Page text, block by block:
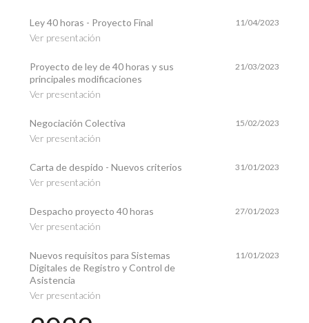
Ley 40 horas - Proyecto Final
Ver presentación
11/04/2023
Proyecto de ley de 40 horas y sus
principales modificaciones
Ver presentación
21/03/2023
Negociación Colectiva
Ver presentación
15/02/2023
Carta de despido - Nuevos criterios
Ver presentación
31/01/2023
Despacho proyecto 40 horas
Ver presentación
27/01/2023
Nuevos requisitos para Sistemas
Digitales de Registro y Control de
Asistencia
Ver presentación
11/01/2023